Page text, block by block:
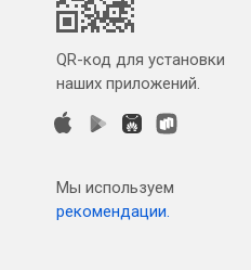
QR-код для установки
наших приложений.
Мы используем
рекомендации.